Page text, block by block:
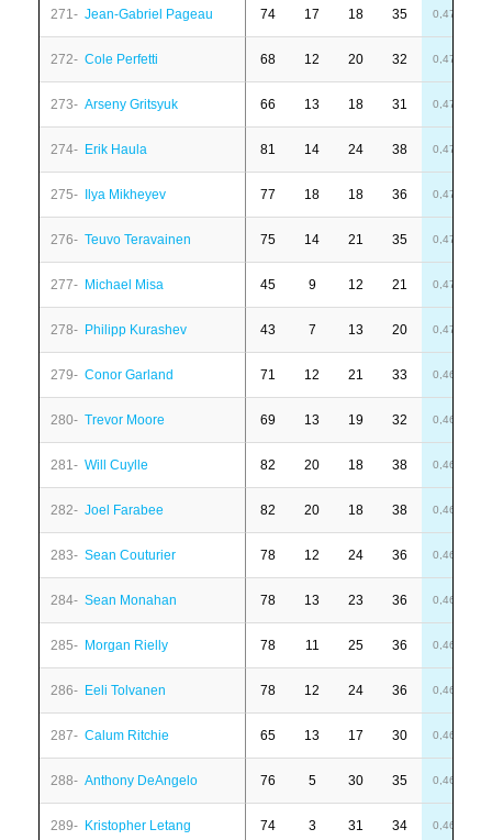
271- Jean-Gabriel Pageau 74 17 18 35 0,47
272- Cole Perfetti 68 12 20 32 0,47
273- Arseny Gritsyuk 66 13 18 31 0,47
274- Erik Haula 81 14 24 38 0,47
275- Ilya Mikheyev 77 18 18 36 0,47
276- Teuvo Teravainen 75 14 21 35 0,47
277- Michael Misa 45 9 12 21 0,47
278- Philipp Kurashev 43 7 13 20 0,47
279- Conor Garland 71 12 21 33 0,46
280- Trevor Moore 69 13 19 32 0,46
281- Will Cuylle 82 20 18 38 0,46
282- Joel Farabee 82 20 18 38 0,46
283- Sean Couturier 78 12 24 36 0,46
284- Sean Monahan 78 13 23 36 0,46
285- Morgan Rielly 78 11 25 36 0,46
286- Eeli Tolvanen 78 12 24 36 0,46
287- Calum Ritchie 65 13 17 30 0,46
288- Anthony DeAngelo 76 5 30 35 0,46
289- Kristopher Letang 74 3 31 34 0,46